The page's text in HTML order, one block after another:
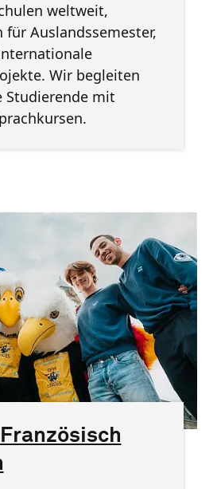
weltweit,
Auslandssemester,
Wir begleiten
Studierende mit